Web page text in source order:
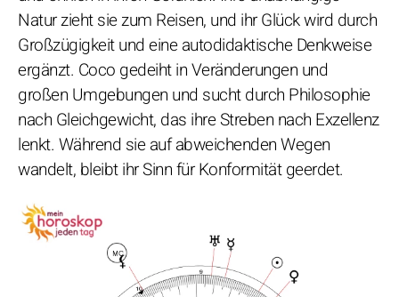
Natur zieht sie zum Reisen, und ihr Glück wird durch
Großzügigkeit und eine autodidaktische Denkweise
ergänzt. Coco gedeiht in Veränderungen und
großen Umgebungen und sucht durch Philosophie
nach Gleichgewicht, das ihre Streben nach Exzellenz
lenkt. Während sie auf abweichenden Wegen
wandelt, bleibt ihr Sinn für Konformität geerdet.